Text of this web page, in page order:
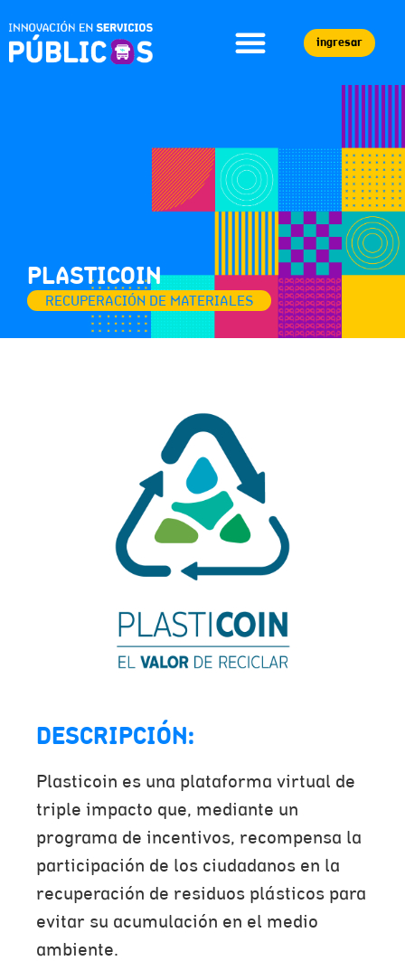
ingresar
PLASTICOIN
RECUPERACIÓN DE MATERIALES
DESCRIPCIÓN:
Plasticoin es una plataforma virtual de
triple impacto que, mediante un
programa de incentivos, recompensa la
participación de los ciudadanos en la
recuperación de residuos plásticos para
evitar su acumulación en el medio
ambiente.